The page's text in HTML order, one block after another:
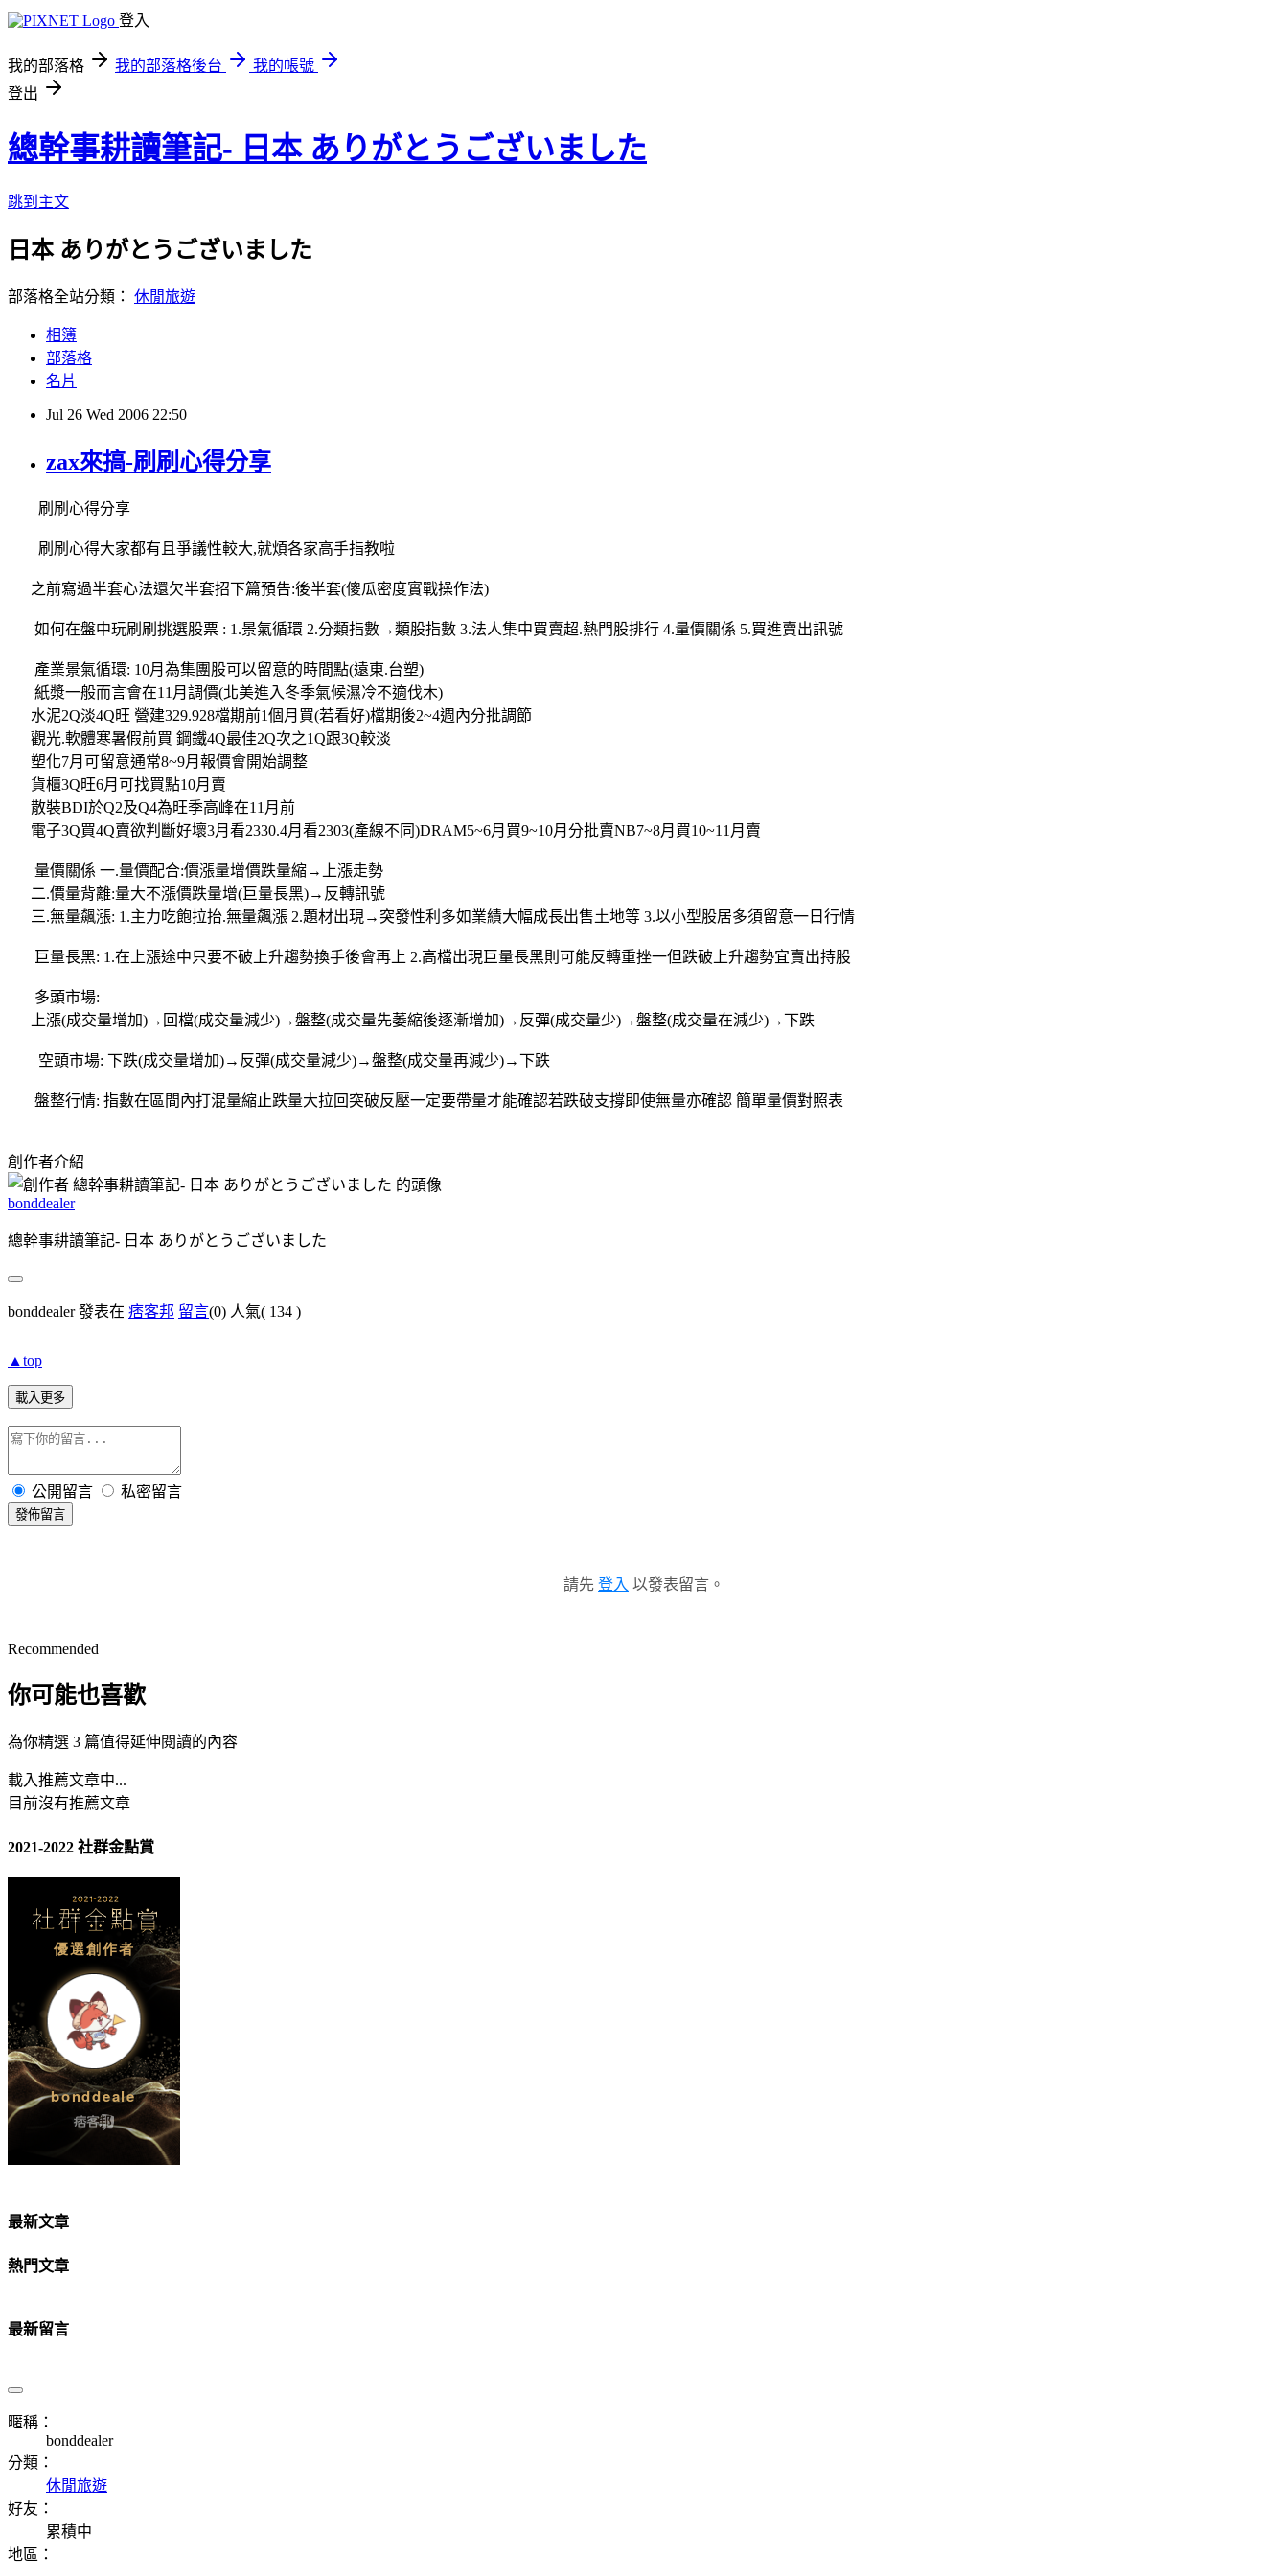
登入
我的部落格 我的部落格後台
我的帳號
登出
總幹事耕讀筆記- 日本 ありがとうございました
跳到主文
日本 ありがとうございました
部落格全站分類： 休閒旅遊
相簿
部落格
名片
Jul 26 Wed 2006 22:50
zax來搞-刷刷心得分享
刷刷心得分享
刷刷心得大家都有且爭議性較大,就煩各家高手指教啦
之前寫過半套心法還欠半套招下篇預告:後半套(傻瓜密度實戰操作法)
如何在盤中玩刷刷挑選股票 : 1.景氣循環 2.分類指數→類股指數 3.法人集中買賣超.熱門股排行 4.量價關係 5.買進賣出訊號
產業景氣循環: 10月為集團股可以留意的時間點(遠東.台塑)
紙漿一般而言會在11月調價(北美進入冬季氣候濕冷不適伐木)
水泥2Q淡4Q旺 營建329.928檔期前1個月買(若看好)檔期後2~4週內分批調節
觀光.軟體寒暑假前買 鋼鐵4Q最佳2Q次之1Q跟3Q較淡
塑化7月可留意通常8~9月報價會開始調整
貨櫃3Q旺6月可找買點10月賣
散裝BDI於Q2及Q4為旺季高峰在11月前
電子3Q買4Q賣欲判斷好壞3月看2330.4月看2303(產線不同)DRAM5~6月買9~10月分批賣NB7~8月買10~11月賣
量價關係 一.量價配合:價漲量增價跌量縮→上漲走勢
二.價量背離:量大不漲價跌量增(巨量長黑)→反轉訊號
三.無量飆漲: 1.主力吃飽拉抬.無量飆漲 2.題材出現→突發性利多如業績大幅成長出售土地等 3.以小型股居多須留意一日行情
巨量長黑: 1.在上漲途中只要不破上升趨勢換手後會再上 2.高檔出現巨量長黑則可能反轉重挫一但跌破上升趨勢宜賣出持股
多頭市場:
上漲(成交量增加)→回檔(成交量減少)→盤整(成交量先萎縮後逐漸增加)→反彈(成交量少)→盤整(成交量在減少)→下跌
空頭市場: 下跌(成交量增加)→反彈(成交量減少)→盤整(成交量再減少)→下跌
盤整行情: 指數在區間內打混量縮止跌量大拉回突破反壓一定要帶量才能確認若跌破支撐即使無量亦確認 簡單量價對照表
創作者介紹
bonddealer
總幹事耕讀筆記- 日本 ありがとうございました
bonddealer 發表在 痞客邦 留言(0) 人氣( 134 )
▲top
載入更多
公開留言 私密留言
發佈留言
請先 登入 以發表留言。
Recommended
你可能也喜歡
為你精選 3 篇值得延伸閱讀的內容
載入推薦文章中...
目前沒有推薦文章
2021-2022 社群金點賞
最新文章
熱門文章
最新留言
暱稱：
bonddealer
分類：
休閒旅遊
好友：
累積中
地區：